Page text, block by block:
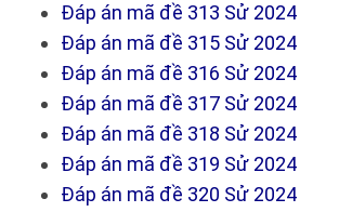
Đáp án mã đề 313 Sử 2024
Đáp án mã đề 315 Sử 2024
Đáp án mã đề 316 Sử 2024
Đáp án mã đề 317 Sử 2024
Đáp án mã đề 318 Sử 2024
Đáp án mã đề 319 Sử 2024
Đáp án mã đề 320 Sử 2024